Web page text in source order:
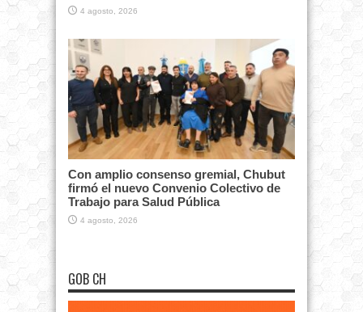
4 agosto, 2026
Con amplio consenso gremial, Chubut
firmó el nuevo Convenio Colectivo de
Trabajo para Salud Pública
4 agosto, 2026
GOB CH